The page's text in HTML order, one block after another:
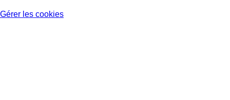
Gérer les cookies